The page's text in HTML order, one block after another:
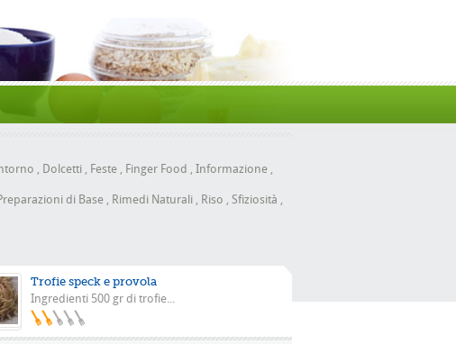
, Dolcetti , Feste , Finger Food , Informazione ,
di Base , Rimedi Naturali , Riso , Sfiziosità ,
Trofie speck e provola
Ingredienti 500 gr di trofie...